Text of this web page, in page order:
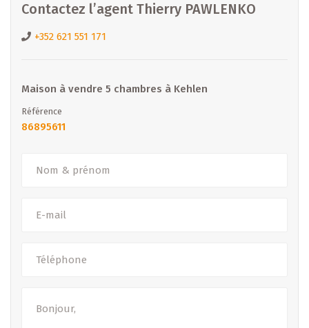
Contactez l’agent Thierry PAWLENKO
+352 621 551 171
Maison à vendre 5 chambres à Kehlen
Référence
86895611